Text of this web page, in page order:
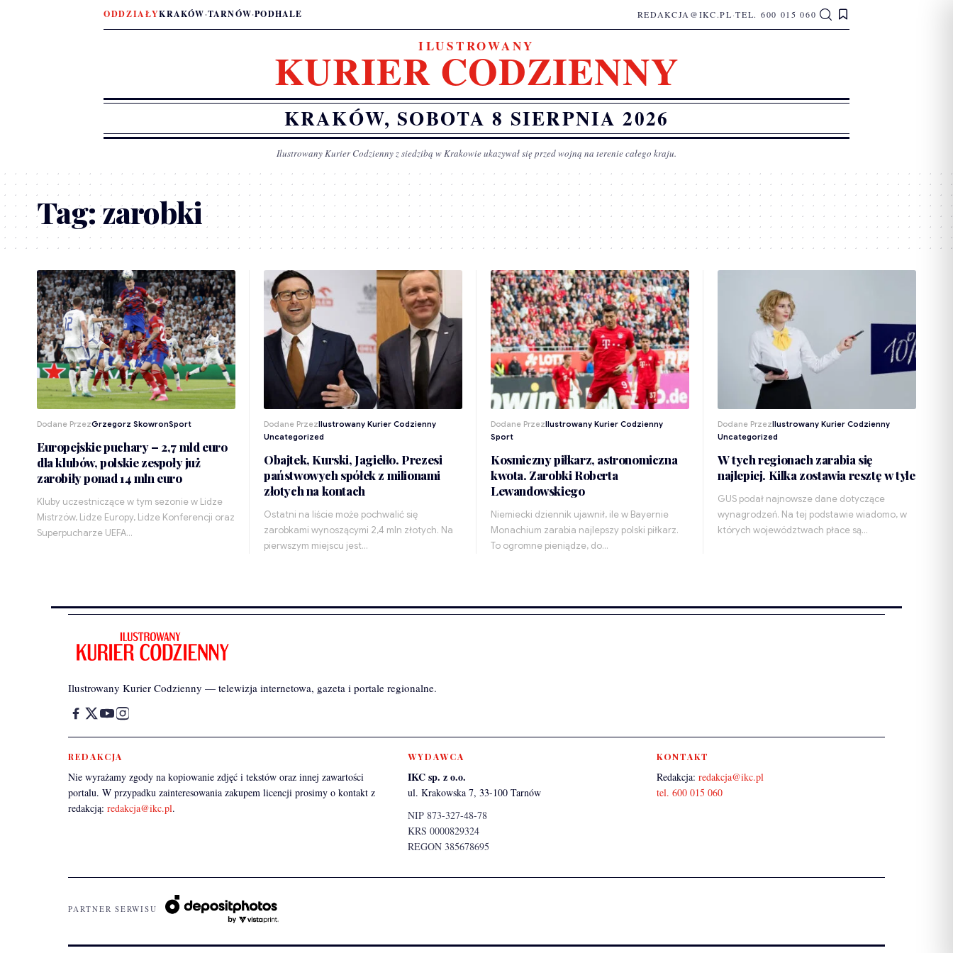
ODDZIAŁYKRAKÓW·TARNÓW·PODHALE REDAKCJA@IKC.PL·TEL. 600 015 060
ILUSTROWANY
KURIER CODZIENNY
KRAKÓW, SOBOTA 8 SIERPNIA 2026
Ilustrowany Kurier Codzienny z siedzibą w Krakowie ukazywał się przed wojną na terenie całego kraju.
Tag:zarobki
Dodane PrzezGrzegorz SkowronSport
Europejskie puchary – 2,7 mld euro
dla klubów, polskie zespoły już
zarobiły ponad 14 mln euro
Kluby uczestniczące w tym sezonie w Lidze
Mistrzów, Lidze Europy, Lidze Konferencji oraz
Superpucharze UEFA…
Dodane PrzezIlustrowany Kurier Codzienny
Uncategorized
Obajtek, Kurski, Jagiełło. Prezesi
państwowych spółek z milionami
złotych na kontach
Ostatni na liście może pochwalić się
zarobkami wynoszącymi 2,4 mln złotych. Na
pierwszym miejscu jest…
Dodane PrzezIlustrowany Kurier Codzienny
Sport
Kosmiczny piłkarz, astronomiczna
kwota. Zarobki Roberta
Lewandowskiego
Niemiecki dziennik ujawnił, ile w Bayernie
Monachium zarabia najlepszy polski piłkarz.
To ogromne pieniądze, do…
Dodane PrzezIlustrowany Kurier Codzienny
Uncategorized
W tych regionach zarabia się
najlepiej. Kilka zostawia resztę w tyle
GUS podał najnowsze dane dotyczące
wynagrodzeń. Na tej podstawie wiadomo, w
których województwach płace są…
Ilustrowany Kurier Codzienny — telewizja internetowa, gazeta i portale regionalne.
REDAKCJA
Nie wyrażamy zgody na kopiowanie zdjęć i tekstów oraz innej zawartości
portalu. W przypadku zainteresowania zakupem licencji prosimy o kontakt z
redakcją: redakcja@ikc.pl.
WYDAWCA
IKC sp. z o.o.
ul. Krakowska 7, 33-100 Tarnów
NIP 873-327-48-78
KRS 0000829324
REGON 385678695
KONTAKT
Redakcja: redakcja@ikc.pl
tel. 600 015 060
PARTNER SERWISU